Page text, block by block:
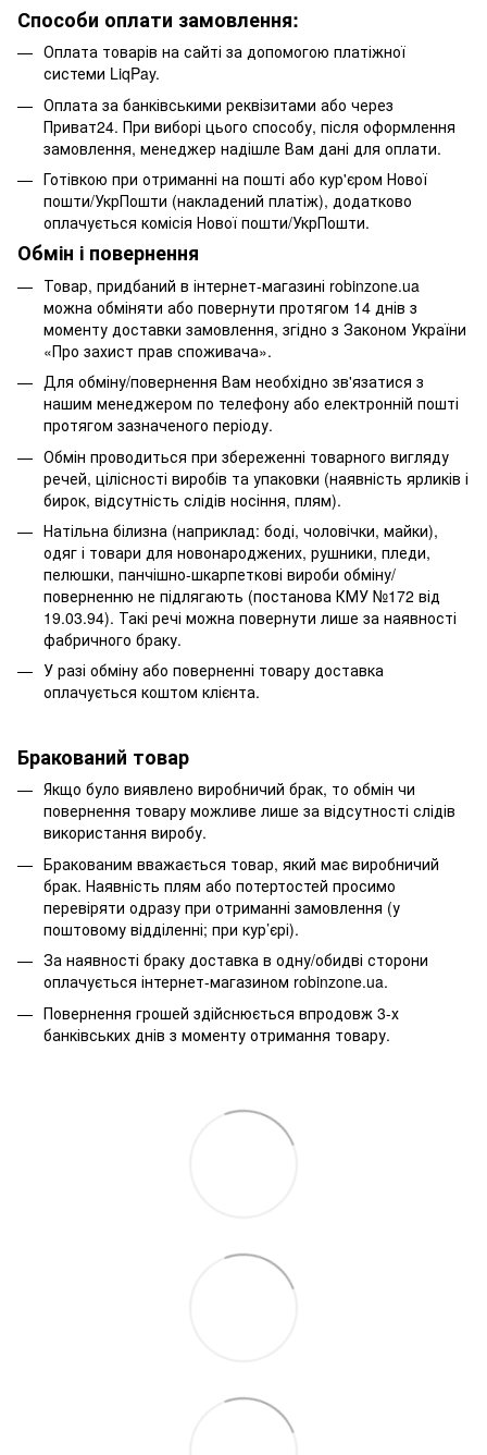
Способи оплати замовлення:
Оплата товарів на сайті за допомогою платіжної
системи LiqPay.
Оплата за банківськими реквізитами або через
Приват24. При виборі цього способу, після оформлення
замовлення, менеджер надішле Вам дані для оплати.
Готівкою при отриманні на пошті або кур'єром Нової
пошти/УкрПошти (накладений платіж), додатково
оплачується комісія Нової пошти/УкрПошти.
Обмін і повернення
Товар, придбаний в інтернет-магазині robinzone.ua
можна обміняти або повернути протягом 14 днів з
моменту доставки замовлення, згідно з Законом України
«Про захист прав споживача».
Для обміну/повернення Вам необхідно зв'язатися з
нашим менеджером по телефону або електронній пошті
протягом зазначеного періоду.
Обмін проводиться при збереженні товарного вигляду
речей, цілісності виробів та упаковки (наявність ярликів і
бирок, відсутність слідів носіння, плям).
Натільна білизна (наприклад: боді, чоловічки, майки),
одяг і товари для новонароджених, рушники, пледи,
пелюшки, панчішно-шкарпеткові вироби обміну/
поверненню не підлягають (постанова КМУ №172 від
19.03.94). Такі речі можна повернути лише за наявності
фабричного браку.
У разі обміну або поверненні товару доставка
оплачується коштом клієнта.
Бракований товар
Якщо було виявлено виробничий брак, то обмін чи
повернення товару можливе лише за відсутності слідів
використання виробу.
Бракованим вважається товар, який має виробничий
брак. Наявність плям або потертостей просимо
перевіряти одразу при отриманні замовлення (у
поштовому відділенні; при кур’єрі).
За наявності браку доставка в одну/обидві сторони
оплачується інтернет-магазином robinzone.ua.
Повернення грошей здійснюється впродовж 3-х
банківських днів з моменту отримання товару.